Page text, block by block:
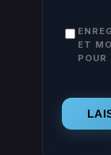
ET